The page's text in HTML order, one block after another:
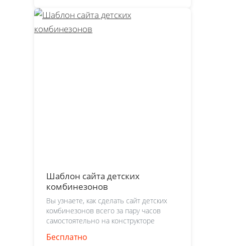
Шаблон сайта детских
комбинезонов
Вы узнаете, как сделать сайт детских
комбинезонов всего за пару часов
самостоятельно на конструкторе
Бесплатно